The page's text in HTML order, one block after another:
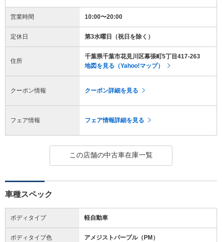
営業時間 10:00〜20:00
定休日 第3水曜日（祝日を除く）
住所
千葉県千葉市花見川区幕張町5丁目417-263
地図を見る（Yahoo!マップ）
クーポン情報 クーポン詳細を見る
フェア情報 フェア情報詳細を見る
この店舗の中古車在庫一覧
車種スペック
ボディタイプ 軽自動車
ボディタイプ色 アメジストパープル（PM）